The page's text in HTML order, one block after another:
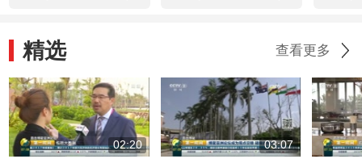
精选 查看更多
02:20 03:07